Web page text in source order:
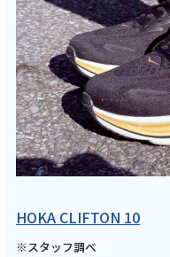
HOKA CLIFTON 10
※スタッフ調べ